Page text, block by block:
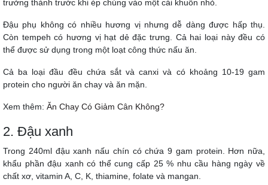
trưởng thành trước khi ép chúng vào một cái khuôn nhỏ.
Đậu phụ không có nhiều hương vị nhưng dễ dàng được hấp thụ.
Còn tempeh có hương vị hạt dẻ đặc trưng. Cả hai loại này đều có
thể được sử dụng trong một loạt công thức nấu ăn.
Cả ba loại đầu đều chứa sắt và canxi và có khoảng 10-19 gam
protein cho người ăn chay và ăn mặn.
Xem thêm: Ăn Chay Có Giảm Cân Không?
2. Đậu xanh
Trong 240ml đậu xanh nấu chín có chứa 9 gam protein. Hơn nữa,
khẩu phần đậu xanh có thể cung cấp 25 % nhu cầu hàng ngày về
chất xơ, vitamin A, C, K, thiamine, folate và mangan.